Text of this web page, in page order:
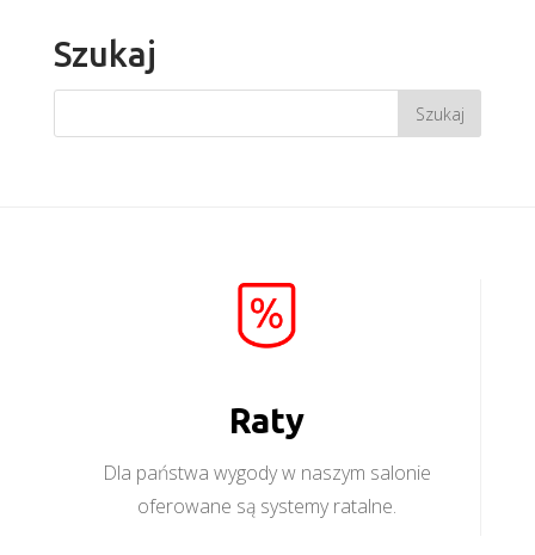
Szukaj
Raty
Dla państwa wygody w naszym salonie
oferowane są systemy ratalne.